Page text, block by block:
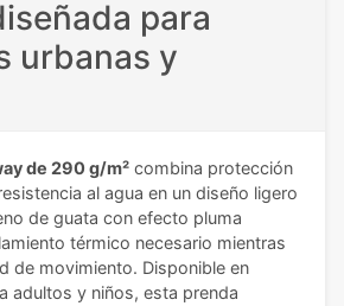
para
urbanas y
de 290 g/m² combina protección
al agua en un diseño ligero
de guata con efecto pluma
térmico necesario mientras
de movimiento. Disponible en
adultos y niños, esta prenda